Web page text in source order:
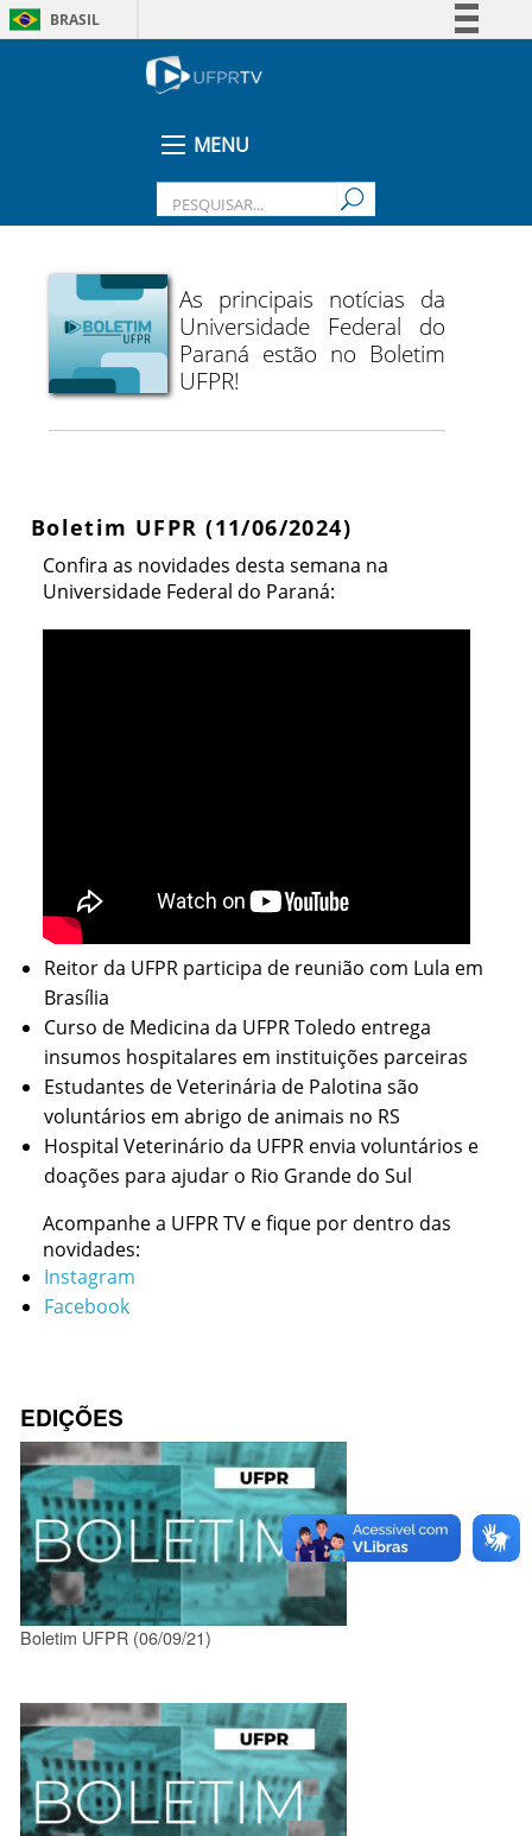
BRASIL
Legislação
MENU
As principais notícias da
Universidade Federal do
Paraná estão no Boletim
UFPR!
Boletim UFPR (11/06/2024)
Confira as novidades desta semana na
Universidade Federal do Paraná:
Reitor da UFPR participa de reunião com Lula em
Brasília
Curso de Medicina da UFPR Toledo entrega
insumos hospitalares em instituições parceiras
Estudantes de Veterinária de Palotina são
voluntários em abrigo de animais no RS
Hospital Veterinário da UFPR envia voluntários e
doações para ajudar o Rio Grande do Sul
Acompanhe a UFPR TV e fique por dentro das
novidades:
Instagram
Facebook
EDIÇÕES
Boletim UFPR (06/09/21)